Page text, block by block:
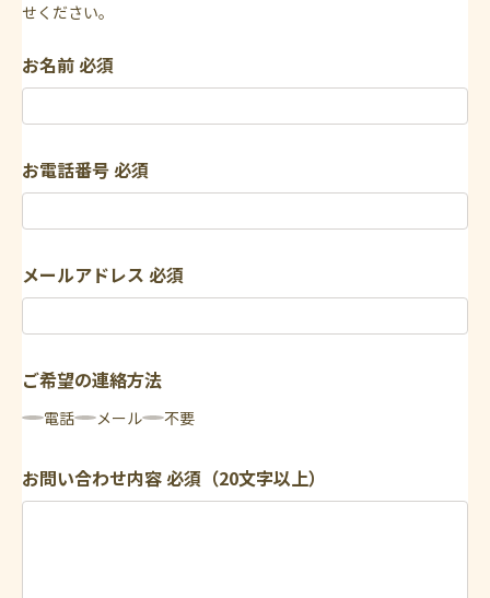
せください。
お名前必須
お電話番号必須
メールアドレス 必須
ご希望の連絡方法
電話 メール 不要
お問い合わせ内容必須（20文字以上）